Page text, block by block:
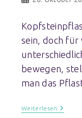
sein, doch für
bewegen,
man das
Weiterlesen